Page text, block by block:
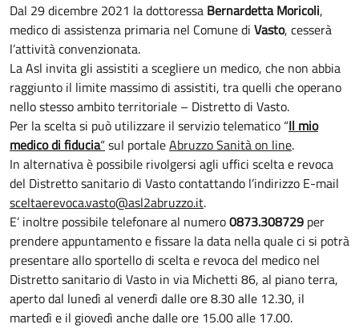
Dal 29 dicembre 2021 la dottoressa Bernardetta Moricoli,
medico di assistenza primaria nel Comune di Vasto, cesserà
l’attività convenzionata.
La Asl invita gli assistiti a scegliere un medico, che non abbia
raggiunto il limite massimo di assistiti, tra quelli che operano
nello stesso ambito territoriale – Distretto di Vasto.
Per la scelta si può utilizzare il servizio telematico “Il mio
medico di fiducia“ sul portaleAbruzzo Sanità on line.
In alternativa è possibile rivolgersi agli uffici scelta e revoca
del Distretto sanitario di Vasto contattando l’indirizzo E-mail
sceltaerevoca.vasto@asl2abruzzo.it.
E’ inoltre possibile telefonare al numero0873.308729 per
prendere appuntamento e fissare la data nella quale ci si potrà
presentare allo sportello di scelta e revoca del medico nel
Distretto sanitario di Vasto in via Michetti 86, al piano terra,
aperto dal lunedì al venerdì dalle ore 8.30 alle 12.30, il
martedì e il giovedì anche dalle ore 15.00 alle 17.00.